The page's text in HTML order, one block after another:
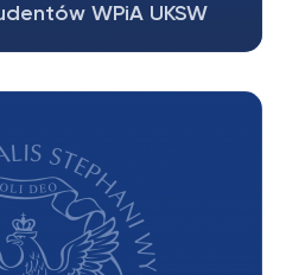
WPiA UKSW
Akademii im....